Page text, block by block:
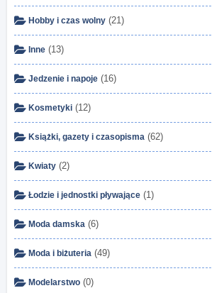
Hobby i czas wolny (21)
Inne (13)
Jedzenie i napoje (16)
Kosmetyki (12)
Książki, gazety i czasopisma (62)
Kwiaty (2)
Łodzie i jednostki pływające (1)
Moda damska (6)
Moda i biżuteria (49)
Modelarstwo (0)